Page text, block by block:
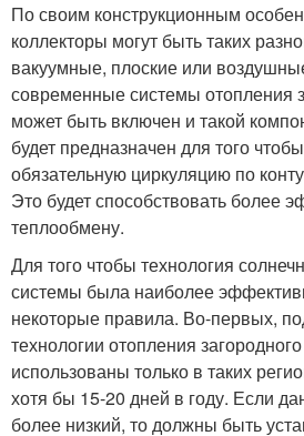
По своим конструкционным
коллекторы могут быть таких
вакуумные, плоские или
современные системы отопления
может быть включен и такой
будет предназначен для того
обязательную циркуляцию по
Это будет способствовать более
теплообмену.
Для того чтобы технология
системы была наиболее
некоторые правила. Во-первых,
технологии отопления
использованы только в таких
хотя бы 15-20 дней в году. Если
более низкий, то должны быть